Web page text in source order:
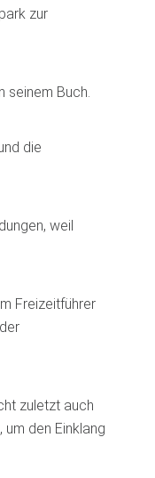
zur
seinem Buch.
die
weil
Freizeitführer
zuletzt auch
den Einklang